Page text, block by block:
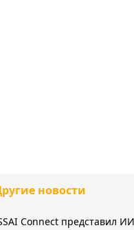
новости
Connect представил